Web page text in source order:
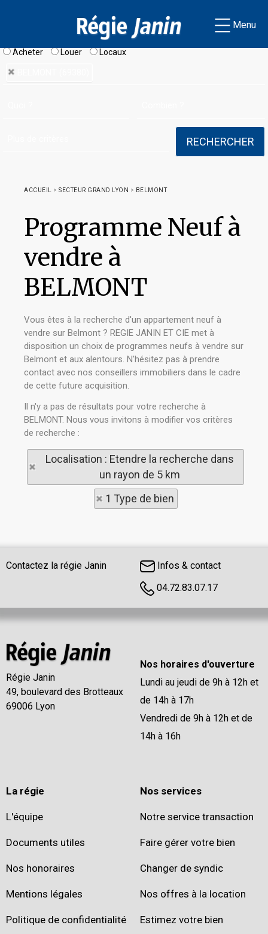
Menu
Acheter Louer Locaux
ACCUEIL > SECTEUR GRAND LYON > BELMONT
Programme Neuf à
vendre à
BELMONT
Vous êtes à la recherche d'un appartement neuf à
vendre sur Belmont ? REGIE JANIN ET CIE met à
disposition un choix de programmes neufs à vendre sur
Belmont et aux alentours. N'hésitez pas à prendre
contact avec nos conseillers immobiliers dans le cadre
de cette future acquisition.
Il n'y a pas de résultats pour votre recherche à
BELMONT. Nous vous invitons à modifier vos critères
de recherche :
Localisation : Etendre la recherche dans
un rayon de 5 km
1 Type de bien
Contactez la régie Janin
Infos & contact
04.72.83.07.17
Régie Janin
49, boulevard des Brotteaux
69006 Lyon
Nos horaires d'ouverture
Lundi au jeudi de 9h à 12h et
de 14h à 17h
Vendredi de 9h à 12h et de
14h à 16h
La régie
L'équipe
Documents utiles
Nos honoraires
Mentions légales
Politique de confidentialité
Nos services
Notre service transaction
Faire gérer votre bien
Changer de syndic
Nos offres à la location
Estimez votre bien